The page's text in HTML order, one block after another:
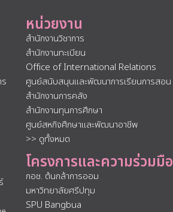
หน่วยงาน
สำนักงานวิชาการ
สำนักงานทะเบียน
Office of International Relations
ศูนย์สนับสนุนและพัฒนาการเรียนการสอน
สำนักงานการคลัง
สำนักงานทุนการศึกษา
ศูนย์สหกิจศึกษาและพัฒนาอาชีพ
>> ดูทั้งหมด
โครงการและความร่วมมือ
กอช. ต้นกล้าการออม
มหาวิทยาลัยศรีปทุม
SPU Bangbua